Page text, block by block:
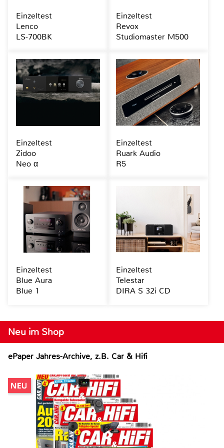
Neu im Shop
ePaper Jahres-Archive, z.B. Car & Hifi
Einzeltest
Lenco
LS-700BK
Einzeltest
Revox
Studiomaster M500
Einzeltest
Zidoo
Neo α
Einzeltest
Ruark Audio
R5
Einzeltest
Blue Aura
Blue 1
Einzeltest
Telestar
DIRA S 32i CD